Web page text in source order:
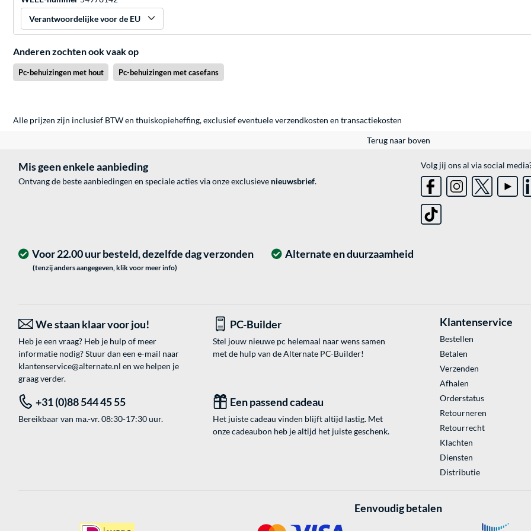
Verantwoordelijke voor de EU
Anderen zochten ook vaak op
Pc-behuizingen met hout Pc-behuizingen met casefans
Alle prijzen zijn inclusief BTW en thuiskopieheffing, exclusief eventueleverzendkosten en transactiekosten
Terug naar boven
Mis geen enkele aanbieding
Ontvang de beste aanbiedingen en speciale acties via onze exclusieve nieuwsbrief.
Volg jij ons al via social
Alternate en duurzaamheid
Voor 22.00 uur besteld, dezelfde dag verzonden
(tenzij anders aangegeven, klik voor meer info)
We staan klaar voor jou!
Heb je een vraag? Heb je hulp of meer
informatie nodig? Stuur dan een e-mail naar
klantenservice@alternate.nl en we helpen je
graag verder.
PC-Builder
Stel jouw nieuwe pc helemaal naar wens samen
met de hulp van de Alternate PC-Builder!
+31 (0)88 544 45 55
Bereikbaar van ma.-vr. 08:30-17:30 uur.
Een passend cadeau
Het juiste cadeau vinden blijft altijd lastig. Met
onze cadeaubon heb je altijd het juiste geschenk.
Klantenservice
Bestellen
Betalen
Verzenden
Afhalen
Orderstatus
Retourneren
Retourrecht
Klachten
Diensten
Distributie
Eenvoudig betalen